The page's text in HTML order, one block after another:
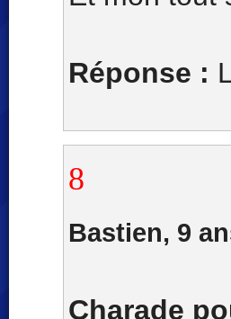
Réponse :
8
Bastien, 9
Charade